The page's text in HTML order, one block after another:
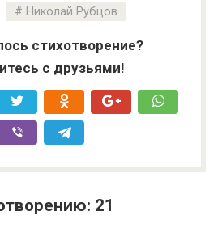
Николай Рубцов
стихотворение?
с друзьями!
21